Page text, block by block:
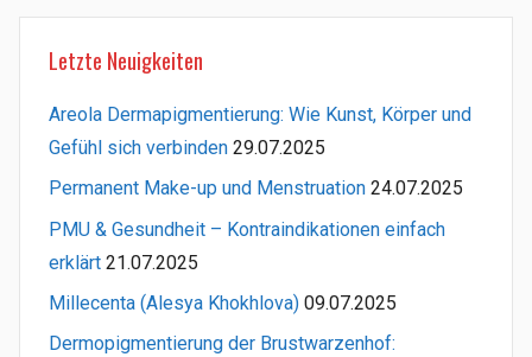
Letzte Neuigkeiten
Areola Dermapigmentierung: Wie Kunst, Körper und
Gefühl sich verbinden 29.07.2025
Permanent Make-up und Menstruation 24.07.2025
PMU & Gesundheit – Kontraindikationen einfach
erklärt 21.07.2025
Millecenta (Alesya Khokhlova) 09.07.2025
Dermopigmentierung der Brustwarzenhof: